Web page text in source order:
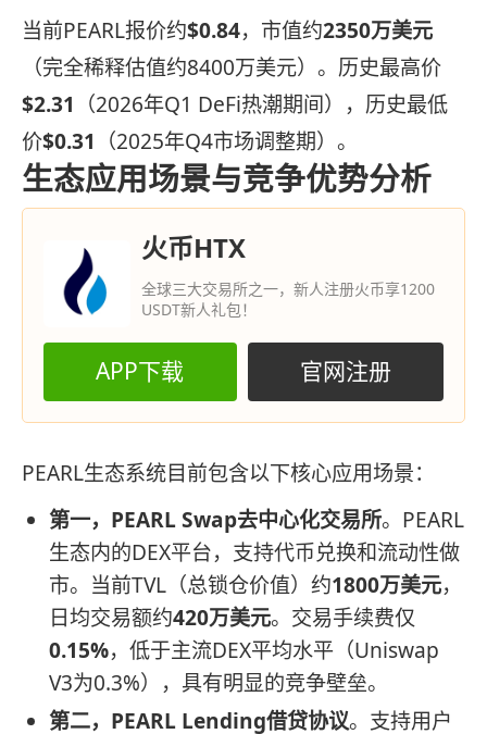
当前PEARL报价约$0.84，市值约2350万美元
（完全稀释估值约8400万美元）。历史最高价
$2.31
（2026年Q1 DeFi热潮期间），历史最低
价$0.31 （2025年Q4市场调整期）。
生态应用场景与竞争优势分析
火币HTX
全球三大交易所之一，新人注册火币享1200
USDT新人礼包！
APP下载 官网注册
PEARL生态系统目前包含以下核心应用场景：
第一，PEARL Swap去中心化交易所。PEARL
生态内的DEX平台，支持代币兑换和流动性做
市。当前TVL（总锁仓价值）约1800万美元，
日均交易额约420万美元。交易手续费仅
0.15%，低于主流DEX平均水平（Uniswap
V3为0.3%），具有明显的竞争壁垒。
第二，PEARL Lending借贷协议。支持用户